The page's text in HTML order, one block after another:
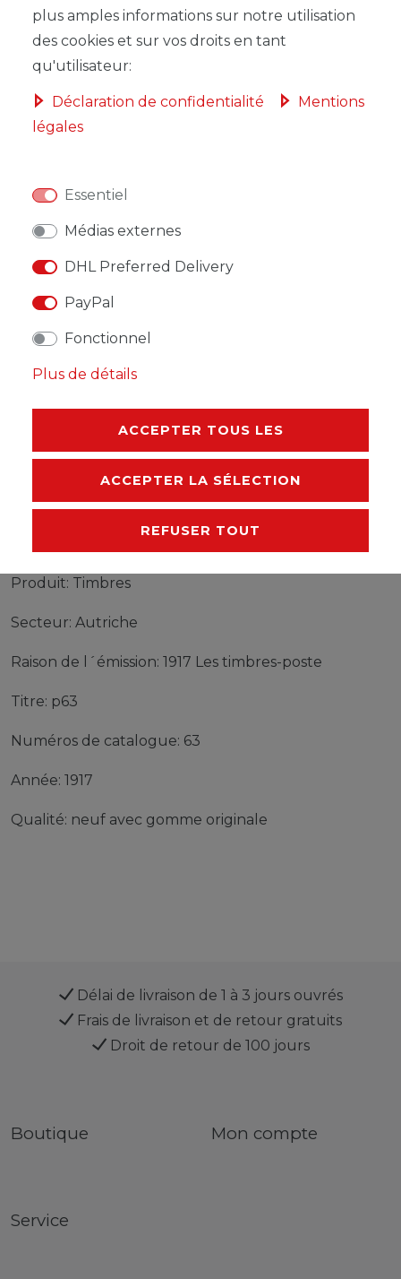
DANS LE PANIER
* avec TVA horsFrais de livraison
AUTRES DÉTAILS
RESPONSABLE DE L'UE
FABRICANT
Timbres Autriche p63 neuf avec gomme originale
1917 Les timbres-poste
Produit: Timbres
Secteur: Autriche
Raison de l´émission: 1917 Les timbres-poste
Titre: p63
Numéros de catalogue: 63
Année: 1917
Qualité: neuf avec gomme originale
Délai de livraison de 1 à 3 jours ouvrés
Frais de livraison et de retour gratuits
Droit de retour de 100 jours
Boutique Mon compte
Service
plus amples informations sur notre utilisation
des cookies et sur vos droits en tant
qu'utilisateur:
Déclaration de confidentialité
Mentions
légales
Essentiel
Médias externes
DHL Preferred Delivery
PayPal
Fonctionnel
Plus de détails
ACCEPTER TOUS LES
ACCEPTER LA SÉLECTION
REFUSER TOUT